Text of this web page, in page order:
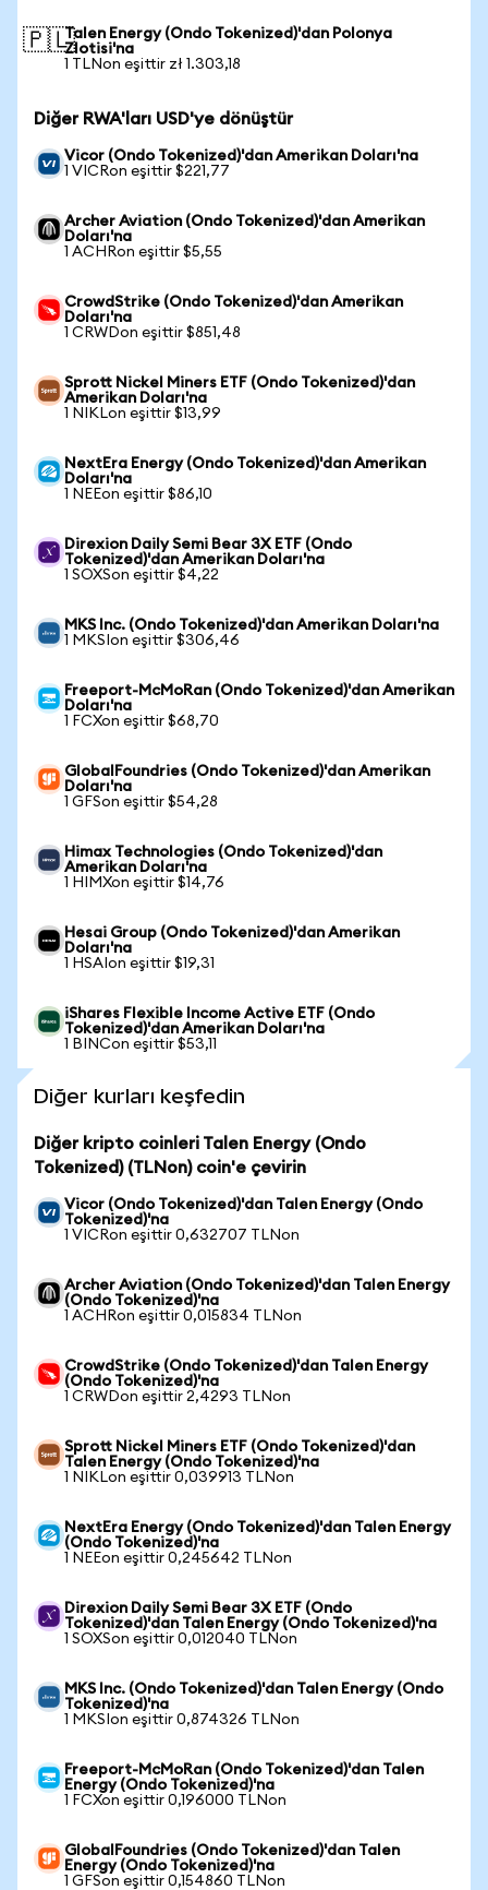
🇵🇱Talen Energy (Ondo Tokenized)'dan Polonya
Zlotisi'na
1 TLNon eşittir zł 1.303,18
Diğer RWA'ları USD'ye dönüştür
Vicor (Ondo Tokenized)'dan Amerikan Doları'na
1 VICRon eşittir $221,77
Archer Aviation (Ondo Tokenized)'dan Amerikan
Doları'na
1 ACHRon eşittir $5,55
CrowdStrike (Ondo Tokenized)'dan Amerikan
Doları'na
1 CRWDon eşittir $851,48
Sprott Nickel Miners ETF (Ondo Tokenized)'dan
Amerikan Doları'na
1 NIKLon eşittir $13,99
NextEra Energy (Ondo Tokenized)'dan Amerikan
Doları'na
1 NEEon eşittir $86,10
Direxion Daily Semi Bear 3X ETF (Ondo
Tokenized)'dan Amerikan Doları'na
1 SOXSon eşittir $4,22
MKS Inc. (Ondo Tokenized)'dan Amerikan Doları'na
1 MKSIon eşittir $306,46
Freeport-McMoRan (Ondo Tokenized)'dan Amerikan
Doları'na
1 FCXon eşittir $68,70
GlobalFoundries (Ondo Tokenized)'dan Amerikan
Doları'na
1 GFSon eşittir $54,28
Himax Technologies (Ondo Tokenized)'dan
Amerikan Doları'na
1 HIMXon eşittir $14,76
Hesai Group (Ondo Tokenized)'dan Amerikan
Doları'na
1 HSAIon eşittir $19,31
iShares Flexible Income Active ETF (Ondo
Tokenized)'dan Amerikan Doları'na
1 BINCon eşittir $53,11
Diğer kurları keşfedin
Diğer kripto coinleri Talen Energy (Ondo
Tokenized) (TLNon) coin'e çevirin
Vicor (Ondo Tokenized)'dan Talen Energy (Ondo
Tokenized)'na
1 VICRon eşittir 0,632707 TLNon
Archer Aviation (Ondo Tokenized)'dan Talen Energy
(Ondo Tokenized)'na
1 ACHRon eşittir 0,015834 TLNon
CrowdStrike (Ondo Tokenized)'dan Talen Energy
(Ondo Tokenized)'na
1 CRWDon eşittir 2,4293 TLNon
Sprott Nickel Miners ETF (Ondo Tokenized)'dan
Talen Energy (Ondo Tokenized)'na
1 NIKLon eşittir 0,039913 TLNon
NextEra Energy (Ondo Tokenized)'dan Talen Energy
(Ondo Tokenized)'na
1 NEEon eşittir 0,245642 TLNon
Direxion Daily Semi Bear 3X ETF (Ondo
Tokenized)'dan Talen Energy (Ondo Tokenized)'na
1 SOXSon eşittir 0,012040 TLNon
MKS Inc. (Ondo Tokenized)'dan Talen Energy (Ondo
Tokenized)'na
1 MKSIon eşittir 0,874326 TLNon
Freeport-McMoRan (Ondo Tokenized)'dan Talen
Energy (Ondo Tokenized)'na
1 FCXon eşittir 0,196000 TLNon
GlobalFoundries (Ondo Tokenized)'dan Talen
Energy (Ondo Tokenized)'na
1 GFSon eşittir 0,154860 TLNon